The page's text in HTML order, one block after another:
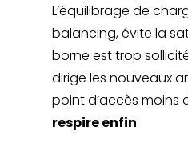
L’équilibrage de
balancing, évite la
borne est trop
dirige les nouveaux
point d’accès moins
respire enfin.